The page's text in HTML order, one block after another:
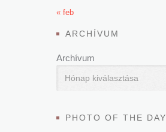
« feb
ARCHÍVUM
Archívum
PHOTO OF THE DAY